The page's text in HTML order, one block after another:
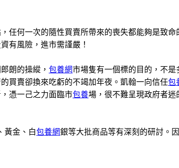
任何一次的隨性買賣所帶來的喪失都能夠是致
有風險，進市需謹嚴！
朗的操縱， 包養網市場隻有一個標的目的，不
買賣卻換來吃虧的不竭加年夜。凱翰一向信任包
憑一己之力面臨市包養場，很不難呈現政府者
黃金、白包養網銀等大批商品等有深刻的研討。